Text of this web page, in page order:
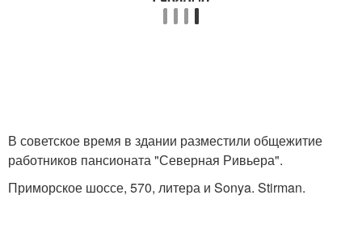
В советское время в здании разместили общежитие
работников пансионата "Северная Ривьера".
Приморское шоссе, 570, литера и Sonya. Stirman.